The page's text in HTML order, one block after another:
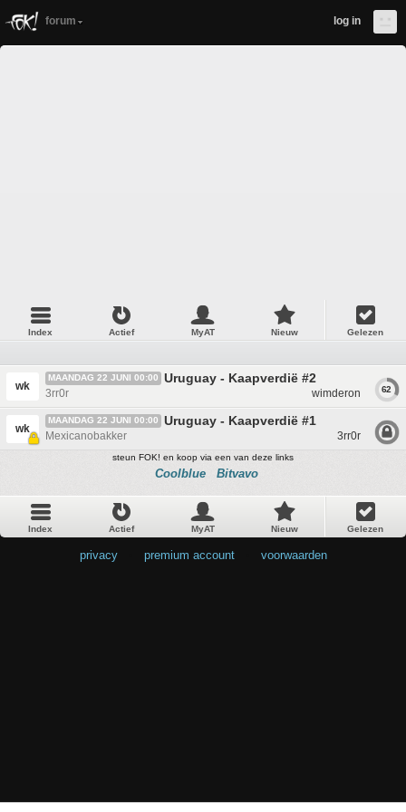
forum log in
Index Actief MyAT Nieuw Gelezen
wk
MAANDAG 22 JUNI 00:00 Uruguay - Kaapverdië #2
3rr0r wimderon 62
wk
MAANDAG 22 JUNI 00:00 Uruguay - Kaapverdië #1
Mexicanobakker 3rr0r
steun FOK! en koop via een van deze links
Coolblue Bitvavo
Index Actief MyAT Nieuw Gelezen
privacy premium account voorwaarden